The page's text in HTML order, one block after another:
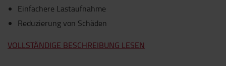
Einfachere Lastaufnahme
Reduzierung von Schäden
VOLLSTÄNDIGE BESCHREIBUNG LESEN